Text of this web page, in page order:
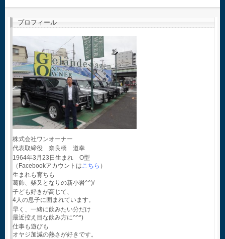
プロフィール
株式会社ワンオーナー
代表取締役 奈良橋 道幸
1964年3月23日生まれ O型
（Facebookアカウントは こちら ）
生まれも育ちも
葛飾、柴又となりの新小岩^^)/
子ども好きが高じて、
4人の息子に囲まれています。
早く、一緒に飲みたい分だけ
最近控え目な飲み方に^^*)
仕事も遊びも
オヤジ加減の熱さが好きです。